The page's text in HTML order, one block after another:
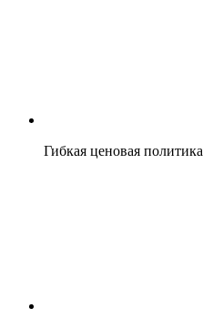
Гибкая ценовая политика